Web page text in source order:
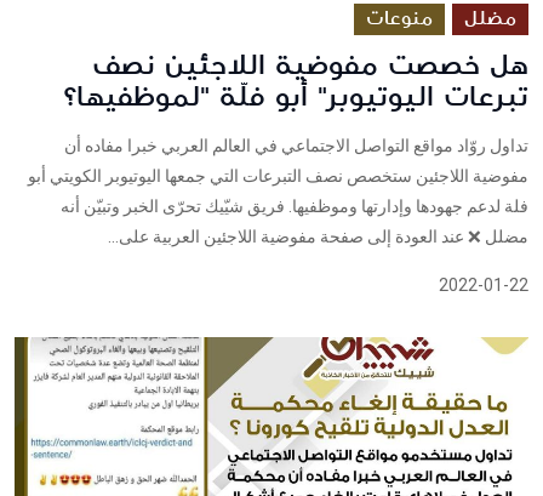
مضلل منوعات
هل خصصت مفوضية اللاجئين نصف
تبرعات اليوتيوبر" أبو فلّة "لموظفيها؟
تداول روّاد مواقع التواصل الاجتماعي في العالم العربي خبرا مفاده أن
مفوضية اللاجئين ستخصص نصف التبرعات التي جمعها اليوتيوبر الكويتي أبو
فلة لدعم جهودها وإدارتها وموظفيها. فريق شيّيك تحرّى الخبر وتبيّن أنه
مضلل ❌ عند العودة إلى صفحة مفوضية اللاجئين العربية على...
2022-01-22